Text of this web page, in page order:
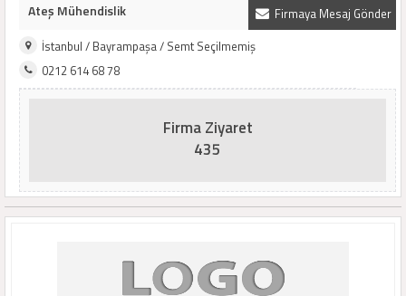
Firmaya Mesaj Gönder
Ateş Mühendislik
İstanbul / Bayrampaşa / Semt Seçilmemiş
0212 614 68 78
Firma Ziyaret
435